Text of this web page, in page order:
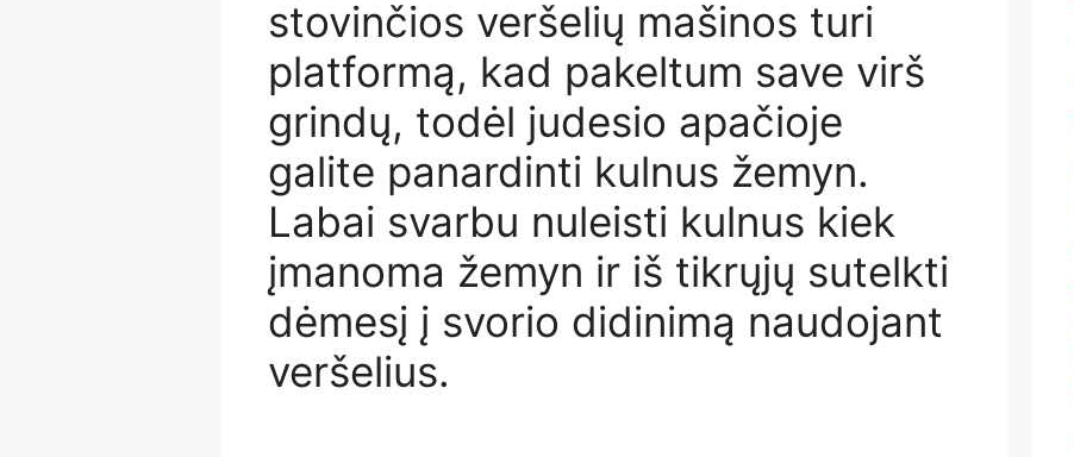
stovinčios veršelių mašinos turi
platformą, kad pakeltum save virš
grindų, todėl judesio apačioje
galite panardinti kulnus žemyn.
Labai svarbu nuleisti kulnus kiek
įmanoma žemyn ir iš tikrųjų sutelkti
dėmesį į svorio didinimą naudojant
veršelius.